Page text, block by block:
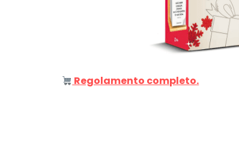
Regolamento completo.
13 Gennaio 2022